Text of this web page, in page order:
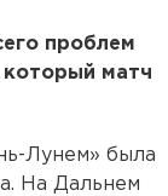
проблем
матч
Лунем» была
На Дальнем